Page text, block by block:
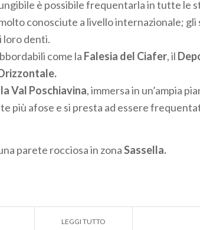
è possibile frequentarla in tutte le
conosciute a livello internazionale; gli
loro denti.
come la Falesia del Ciafer, il
Val Poschiavina, immersa in un’ampia
più afose e si presta ad essere
parete rocciosa in zonaSassella.
LEGGI TUTTO